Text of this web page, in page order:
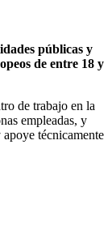
públicas y
de entre 18 y
de trabajo en la
empleadas, y
técnicamente